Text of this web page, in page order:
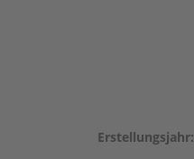
Erstel­lungs­jahr: